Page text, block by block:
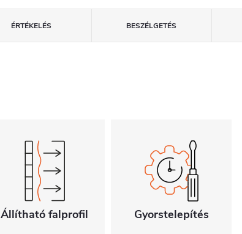
ÉRTÉKELÉS BESZÉLGETÉS
Állítható falprofil Gyorstelepítés